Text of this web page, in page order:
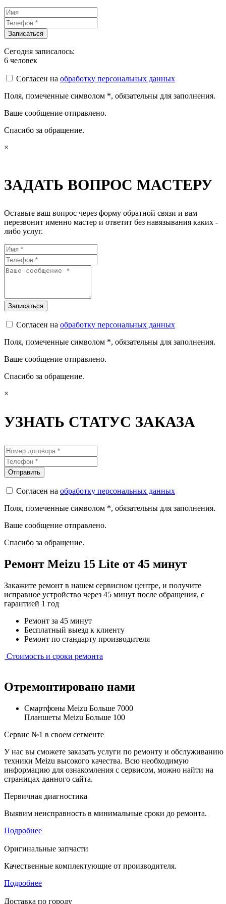
Сегодня записалось:
6 человек
Согласен на обработку персональных данных
Поля, помеченные символом *, обязательны для заполнения.
Ваше сообщение отправлено.
Спасибо за обращение.
×
ЗАДАТЬ ВОПРОС МАСТЕРУ
Оставьте ваш вопрос через форму обратной связи и вам
перезвонит именно мастер и ответит без навязывания каких -
либо услуг.
Согласен на обработку персональных данных
Поля, помеченные символом *, обязательны для заполнения.
Ваше сообщение отправлено.
Спасибо за обращение.
×
УЗНАТЬ СТАТУС ЗАКАЗА
Согласен на обработку персональных данных
Поля, помеченные символом *, обязательны для заполнения.
Ваше сообщение отправлено.
Спасибо за обращение.
Ремонт Meizu 15 Lite от 45 минут
Закажите ремонт в нашем сервисном центре, и получите
исправное устройство через 45 минут после обращения, с
гарантией 1 год
Ремонт за 45 минут
Бесплатный выезд к клиенту
Ремонт по стандарту производителя
Стоимость и сроки ремонта
Отремонтировано нами
Смартфоны Meizu Больше 7000
Планшеты Meizu Больше 100
Сервис №1 в своем сегменте
У нас вы сможете заказать услуги по ремонту и обслуживанию
техники Meizu высокого качества. Всю необходимую
информацию для ознакомления с сервисом, можно найти на
страницах данного сайта.
Первичная диагностика
Выявим неисправность в минимальные сроки до ремонта.
Подробнее
Оригинальные запчасти
Качественные комплектующие от производителя.
Подробнее
Доставка по городу